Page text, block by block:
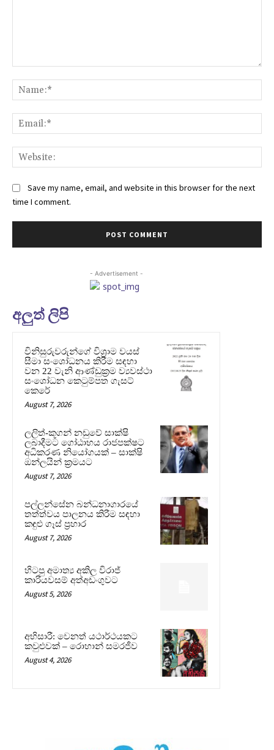
Save my name, email, and website in this browser for the next
time I comment.
- Advertisement -
අලුත් ලිපි
විනිසුරුවරුන්ගේ විශ්‍රාම වයස්
සීමා සංශෝධනය කිරීම සඳහා
වන 22 වැනි ආණ්ඩුක්‍රම ව්‍යවස්ථා
සංශෝධන කෙටුම්පත ගැසට්
කෙරේ
August 7, 2026
ලලිත්-කූගන් නඩුවේ සාක්ෂි
ලබාදීමට ගෝඨාභය රාජපක්ෂට
අධිකරණ නියෝගයක් – සාක්ෂි
ඔන්ලයින් ක්‍රමයට
August 7, 2026
පල්ලන්සේන බන්ධනාගාරයේ
තත්ත්වය පාලනය කිරීම සඳහා
කඳුළු ගෑස් ප්‍රහාර
August 7, 2026
හිටපු අමාත්‍ය අකිල විරාජ්
කාරියවසම් අත්අඩංගුවට
August 5, 2026
අභිසාරී: වෙනත් යථාර්ථයකට
කවුළුවක් – රොහාන් සමරජීව
August 4, 2026